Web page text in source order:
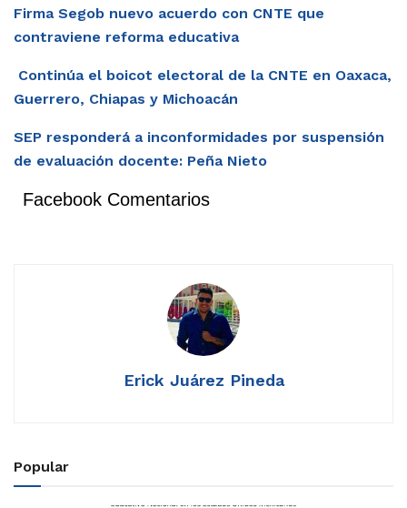
Firma Segob nuevo acuerdo con CNTE que
contraviene reforma educativa
Continúa el boicot electoral de la CNTE en Oaxaca,
Guerrero, Chiapas y Michoacán
SEP responderá a inconformidades por suspensión
de evaluación docente: Peña Nieto
Facebook Comentarios
Erick Juárez Pineda
Popular